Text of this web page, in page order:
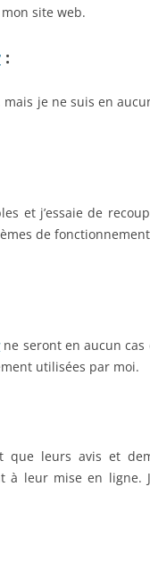
site web.
:
je ne suis en
et j’essaie de
de
ne seront en aucun cas
utilisées par moi.
que leurs avis et
à leur mise en